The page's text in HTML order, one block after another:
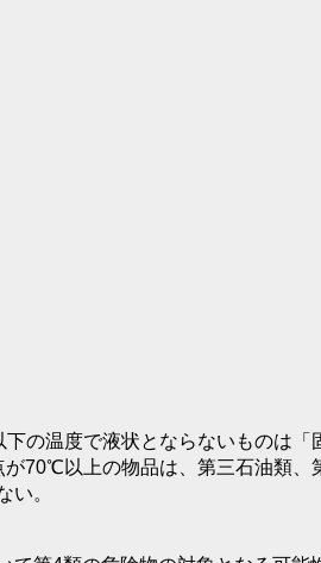
の温度で液状とならないものは「
70℃以上の物品は、第三石油類、
い。